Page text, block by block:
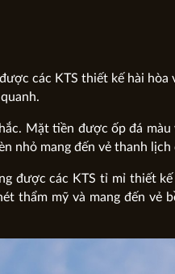
các KTS thiết kế hài hòa
Mặt tiền được ốp đá màu
nhỏ mang đến vẻ thanh lịch
được các KTS tỉ mỉ thiết
thẩm mỹ và mang đến vẻ